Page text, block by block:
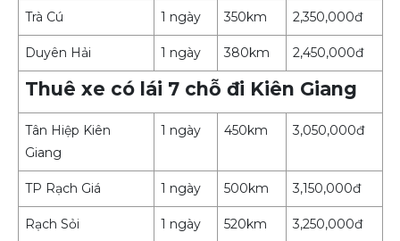
Trà Cú 1 ngày 350km 2,350,000đ
Duyên Hải 1 ngày 380km 2,450,000đ
Thuê xe có lái 7 chỗ đi Kiên Giang
Tân Hiệp Kiên
Giang
1 ngày 450km 3,050,000đ
TP Rạch Giá 1 ngày 500km 3,150,000đ
Rạch Sỏi 1 ngày 520km 3,250,000đ